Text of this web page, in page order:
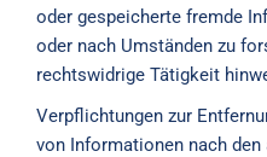
oder gespeicherte fremde
oder nach Umständen zu
rechtswidrige Tätigkeit
Verpflichtungen zur
von Informationen nach